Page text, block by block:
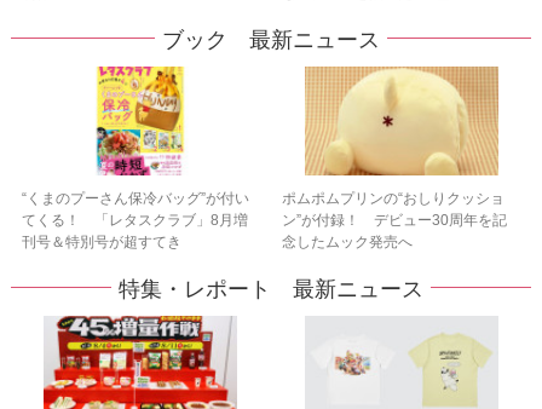
ブック 最新ニュース
“くまのプーさん保冷バッグ”が付い
てくる！ 「レタスクラブ」8月増
刊号＆特別号が超すてき
ポムポムプリンの“おしりクッショ
ン”が付録！ デビュー30周年を記
念したムック発売へ
特集・レポート 最新ニュース